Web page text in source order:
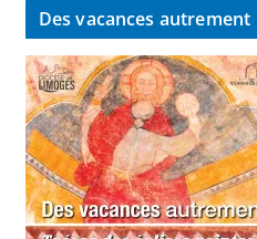
Des vacances autrement